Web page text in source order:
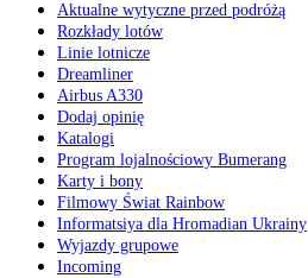
Aktualne wytyczne przed podróżą
Rozkłady lotów
Linie lotnicze
Dreamliner
Airbus A330
Dodaj opinię
Katalogi
Program lojalnościowy Bumerang
Karty i bony
Filmowy Świat Rainbow
Informatsiya dla Hromadian Ukrainy
Wyjazdy grupowe
Incoming